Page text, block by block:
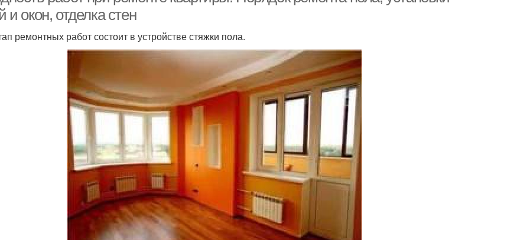
и окон, отделка стен
ремонтных работ состоит в устройстве стяжки пола.